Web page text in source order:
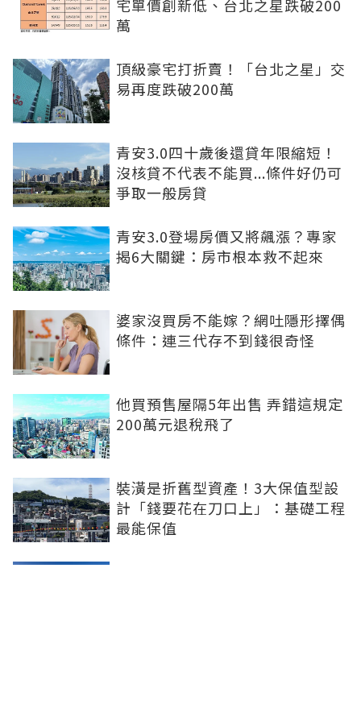
宅單價創新低、台北之星跌破200
萬
頂級豪宅打折賣！「台北之星」交
易再度跌破200萬
青安3.0四十歲後還貸年限縮短！
沒核貸不代表不能買...條件好仍可
爭取一般房貸
青安3.0登場房價又將飆漲？專家
揭6大關鍵：房市根本救不起來
婆家沒買房不能嫁？網吐隱形擇偶
條件：連三代存不到錢很奇怪
他買預售屋隔5年出售 弄錯這規定
200萬元退稅飛了
裝潢是折舊型資產！3大保值型設
計「錢要花在刀口上」：基礎工程
最能保值